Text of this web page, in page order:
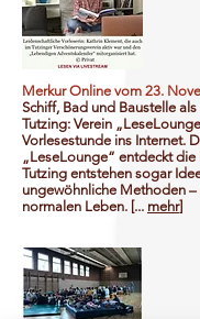
Merkur Online vom 23.
Schiff, Bad und Baustelle
Tutzing: Verein
Vorlesestunde ins Internet.
„LeseLounge“ entdeckt die
Tutzing entstehen sogar
ungewöhnliche Methoden
normalen Leben. [... mehr]